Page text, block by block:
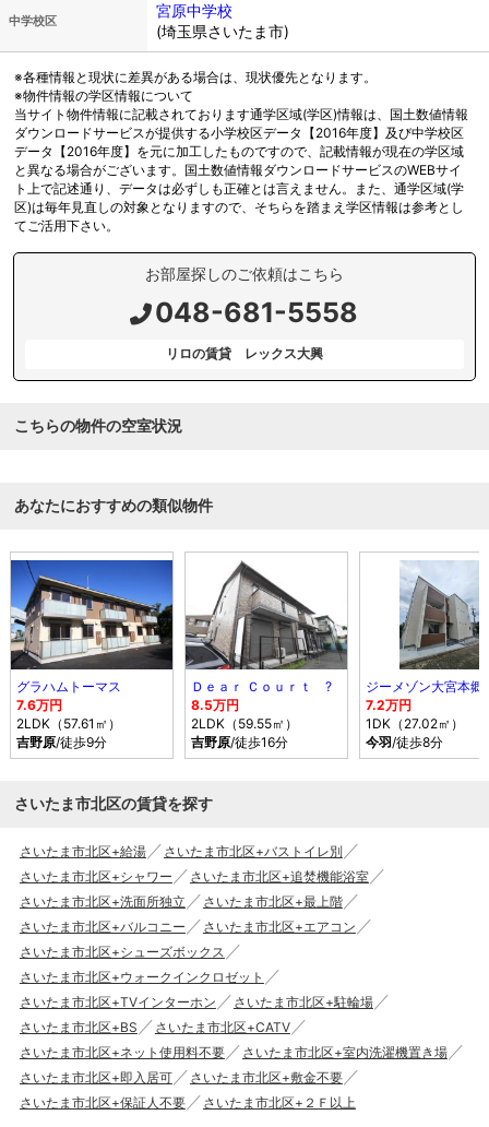
中学校区
宮原中学校
(埼玉県さいたま市)
※各種情報と現状に差異がある場合は、現状優先となります。
※物件情報の学区情報について
当サイト物件情報に記載されております通学区域(学区)情報は、国土数値情報
ダウンロードサービスが提供する小学校区データ【2016年度】及び中学校区
データ【2016年度】を元に加工したものですので、記載情報が現在の学区域
と異なる場合がございます。国土数値情報ダウンロードサービスのWEBサイ
ト上で記述通り、データは必ずしも正確とは言えません。また、通学区域(学
区)は毎年見直しの対象となりますので、そちらを踏まえ学区情報は参考とし
てご活用下さい。
お部屋探しのご依頼はこちら
048-681-5558
リロの賃貸 レックス大興
こちらの物件の空室状況
あなたにおすすめの類似物件
グラハムトーマス
7.6万円
2LDK（57.61㎡）
吉野原/徒歩9分
Ｄｅａｒ Ｃｏｕｒｔ ?
8.5万円
2LDK（59.55㎡）
吉野原/徒歩16分
ジーメゾン大宮本郷
7.2万円
1DK（27.02㎡）
今羽/徒歩8分
さいたま市北区の賃貸を探す
さいたま市北区+給湯
さいたま市北区+バストイレ別
さいたま市北区+シャワー
さいたま市北区+追焚機能浴室
さいたま市北区+洗面所独立
さいたま市北区+最上階
さいたま市北区+バルコニー
さいたま市北区+エアコン
さいたま市北区+シューズボックス
さいたま市北区+ウォークインクロゼット
さいたま市北区+TVインターホン
さいたま市北区+駐輪場
さいたま市北区+BS
さいたま市北区+CATV
さいたま市北区+ネット使用料不要
さいたま市北区+室内洗濯機置き場
さいたま市北区+即入居可
さいたま市北区+敷金不要
さいたま市北区+保証人不要
さいたま市北区+２Ｆ以上